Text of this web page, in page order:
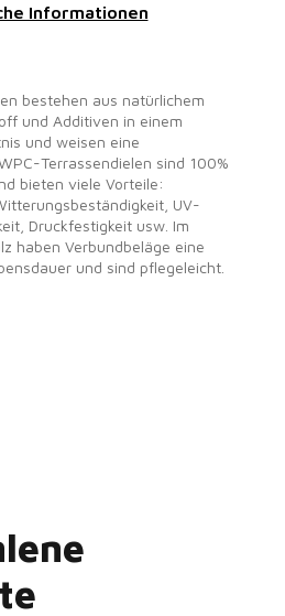
Informationen
bestehen aus natürlichem
und Additiven in einem
und weisen eine
Terrassendielen sind 100%
bieten viele Vorteile:
UV-
Druckfestigkeit usw. Im
haben Verbundbeläge eine
und sind pflegeleicht.